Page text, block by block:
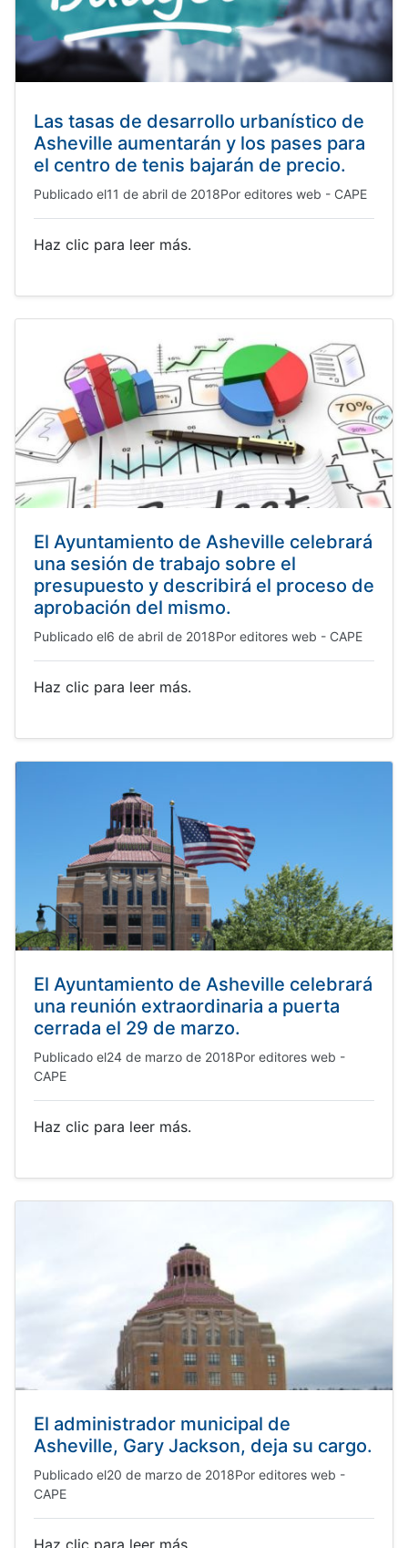
Las tasas de desarrollo urbanístico de
Asheville aumentarán y los pases para
el centro de tenis bajarán de precio.
Publicado el11 de abril de 2018Por editores web - CAPE
Haz clic para leer más.
El Ayuntamiento de Asheville celebrará
una sesión de trabajo sobre el
presupuesto y describirá el proceso de
aprobación del mismo.
Publicado el6 de abril de 2018Por editores web - CAPE
Haz clic para leer más.
El Ayuntamiento de Asheville celebrará
una reunión extraordinaria a puerta
cerrada el 29 de marzo.
Publicado el24 de marzo de 2018Por editores web -
CAPE
Haz clic para leer más.
El administrador municipal de
Asheville, Gary Jackson, deja su cargo.
Publicado el20 de marzo de 2018Por editores web -
CAPE
Haz clic para leer más.